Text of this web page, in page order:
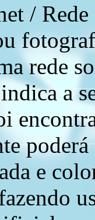
/
rede
a
e